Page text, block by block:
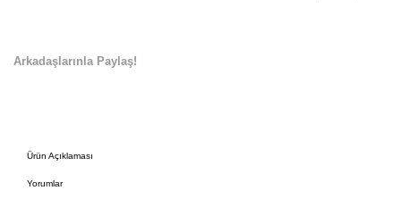
Arkadaşlarınla Paylaş!
Ürün Açıklaması
Yorumlar